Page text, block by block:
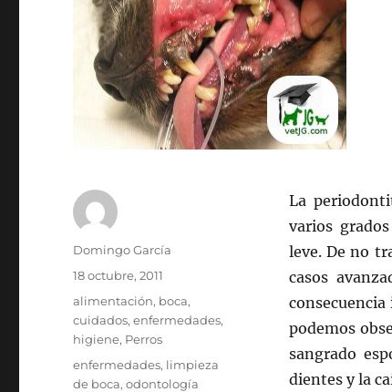
La
varios
leve. De no
casos
podemos
sangrado
dientes y la
Autor
Domingo García
Publicado
el
18 octubre, 2011
Categorías
alimentación, boca,
cuidados,enfermedades,
higiene, Perros
Etiquetas
enfermedades, limpieza
de boca,odontología